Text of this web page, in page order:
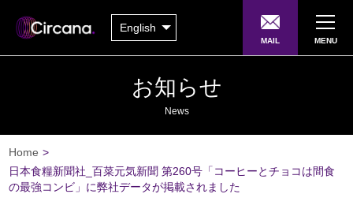
English
MAIL MENU
お知らせ
News
Home >
日本食糧新聞社_百菜元気新聞 第260号「コーヒーとチョコは間食
の最強コンビ」に弊社データが掲載されました